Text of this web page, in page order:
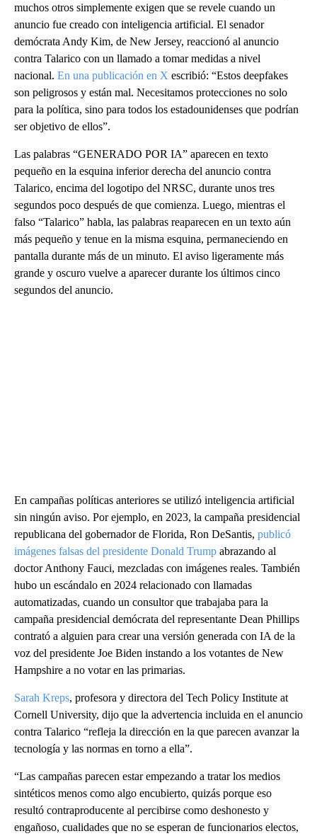
muchos otros simplemente exigen que se revele cuando un
anuncio fue creado con inteligencia artificial. El senador
demócrata Andy Kim, de New Jersey, reaccionó al anuncio
contra Talarico con un llamado a tomar medidas a nivel
nacional. En una publicación en X escribió: “Estos deepfakes
son peligrosos y están mal. Necesitamos protecciones no solo
para la política, sino para todos los estadounidenses que podrían
ser objetivo de ellos”.
Las palabras “GENERADO POR IA” aparecen en texto
pequeño en la esquina inferior derecha del anuncio contra
Talarico, encima del logotipo del NRSC, durante unos tres
segundos poco después de que comienza. Luego, mientras el
falso “Talarico” habla, las palabras reaparecen en un texto aún
más pequeño y tenue en la misma esquina, permaneciendo en
pantalla durante más de un minuto. El aviso ligeramente más
grande y oscuro vuelve a aparecer durante los últimos cinco
segundos del anuncio.
En campañas políticas anteriores se utilizó inteligencia artificial
sin ningún aviso. Por ejemplo, en 2023, la campaña presidencial
republicana del gobernador de Florida, Ron DeSantis, publicó
imágenes falsas del presidente Donald Trump abrazando al
doctor Anthony Fauci, mezcladas con imágenes reales. También
hubo un escándalo en 2024 relacionado con llamadas
automatizadas, cuando un consultor que trabajaba para la
campaña presidencial demócrata del representante Dean Phillips
contrató a alguien para crear una versión generada con IA de la
voz del presidente Joe Biden instando a los votantes de New
Hampshire a no votar en las primarias.
Sarah Kreps, profesora y directora del Tech Policy Institute at
Cornell University, dijo que la advertencia incluida en el anuncio
contra Talarico “refleja la dirección en la que parecen avanzar la
tecnología y las normas en torno a ella”.
“Las campañas parecen estar empezando a tratar los medios
sintéticos menos como algo encubierto, quizás porque eso
resultó contraproducente al percibirse como deshonesto y
engañoso, cualidades que no se esperan de funcionarios electos,